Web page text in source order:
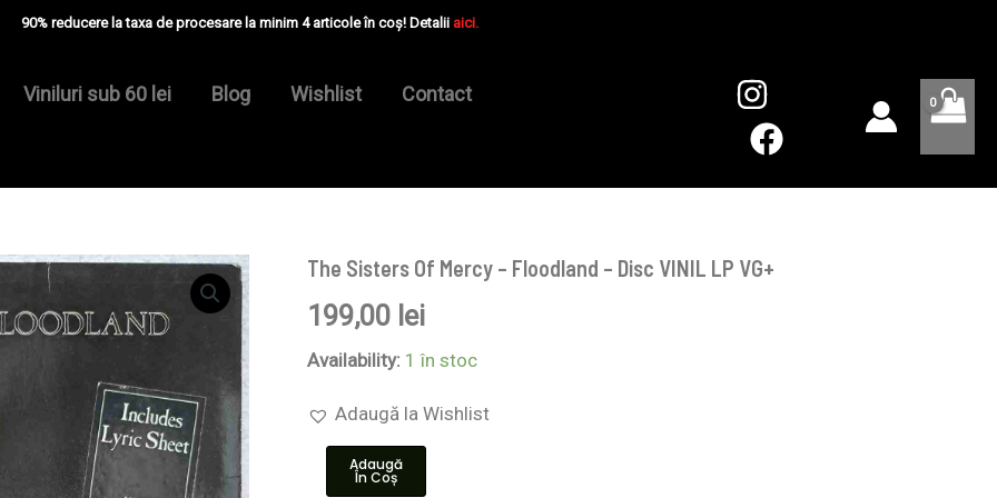
90% reducere la taxa de procesare la minim 4 articole în coș! Detalii aici.
Viniluri sub 60 lei Blog Wishlist Contact
The Sisters Of Mercy – Floodland – Disc VINIL LP VG+
199,00 lei
Availability: 1 în stoc
Adaugă la Wishlist
Cantitate
Sisters
Of
Mercy
-
Disc
Adaugă
În Coș
Disc
VINIL
VG+